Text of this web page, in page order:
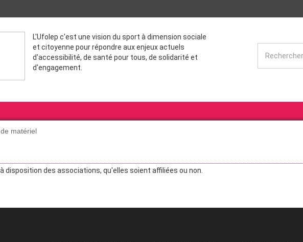
L'Ufolep c'est une vision du sport à dimension sociale
et citoyenne pour répondre aux enjeux actuels
d'accessibilité, de santé pour tous, de solidarité et
d'engagement.
matériel
à disposition des associations, qu'elles soient affiliées ou non.